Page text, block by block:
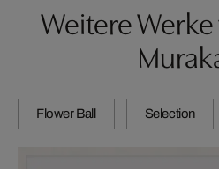
Weitere
Flower Ball Selection